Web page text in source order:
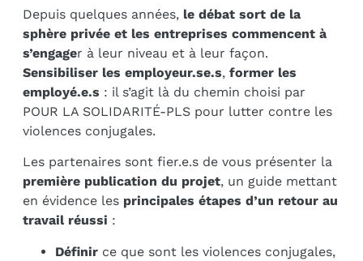
Depuis quelques années, le débat sort de la
sphère privée et les entreprises commencent à
s’engager à leur niveau et à leur façon.
Sensibiliser les employeur.se.s, former les
employé.e.s : il s’agit là du chemin choisi par
POUR LA SOLIDARITÉ-PLS pour lutter contre les
violences conjugales.
Les partenaires sont fier.e.s de vous présenter la
première publication du projet, un guide mettant
en évidence lesprincipales étapes d’un retour au
travail réussi :
Définir ce que sont les violences conjugales,